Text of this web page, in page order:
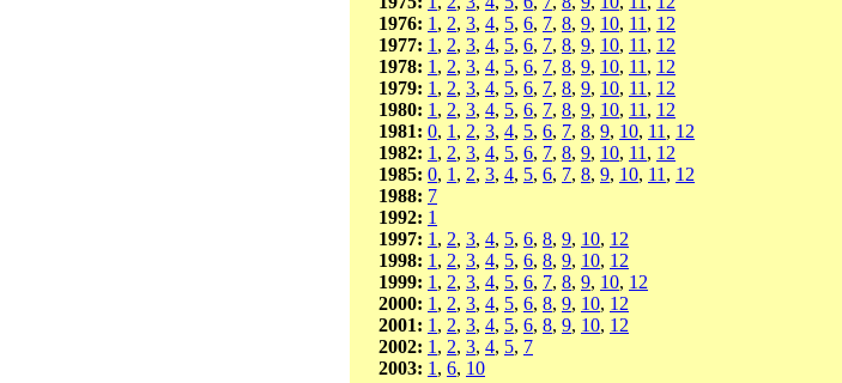
1976: 1 , 2, 3, 4, 5, 6, 7, 8, 9, 10, 11 , 12
1977: 1 , 2, 3, 4, 5, 6, 7, 8, 9, 10, 11 , 12
1978: 1 , 2, 3, 4, 5, 6, 7, 8, 9, 10, 11 , 12
1979: 1 , 2, 3, 4, 5, 6, 7, 8, 9, 10, 11 , 12
1980: 1 , 2, 3, 4, 5, 6, 7, 8, 9, 10, 11 , 12
1981: 0, 1 , 2, 3, 4, 5, 6, 7, 8, 9, 10, 11 , 12
1982: 1 , 2, 3, 4, 5, 6, 7, 8, 9, 10, 11 , 12
1985: 0, 1 , 2, 3, 4, 5, 6, 7, 8, 9, 10, 11 , 12
1988: 7
1992: 1
1997: 1 , 2, 3, 4, 5, 6, 8, 9, 10, 12
1998: 1 , 2, 3, 4, 5, 6, 8, 9, 10, 12
1999: 1 , 2, 3, 4, 5, 6, 7, 8, 9, 10, 12
2000: 1 , 2, 3, 4, 5, 6, 8, 9, 10, 12
2001: 1 , 2, 3, 4, 5, 6, 8, 9, 10, 12
2002: 1 , 2, 3, 4, 5, 7
2003: 1 , 6, 10